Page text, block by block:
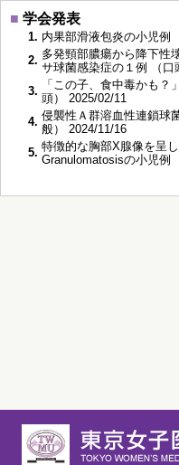
■ 学会発表
1. 内果部滑液包炎の小児例
2. 多発頸部膿瘍から降下性
サ球菌感染症の１例 （口
3.
「この子、食中毒かも？
頭） 2025/02/11
4. 侵襲性Ａ群溶血性連鎖球
般） 2024/11/16
5. 特徴的な胸部X腺像を呈
Granulomatosisの小児例